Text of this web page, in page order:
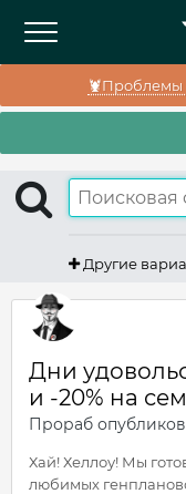
🦞Проблемы
Другие
Дни
и -20% на
Прораб
Хай! Хеллоу! Мы
любимых